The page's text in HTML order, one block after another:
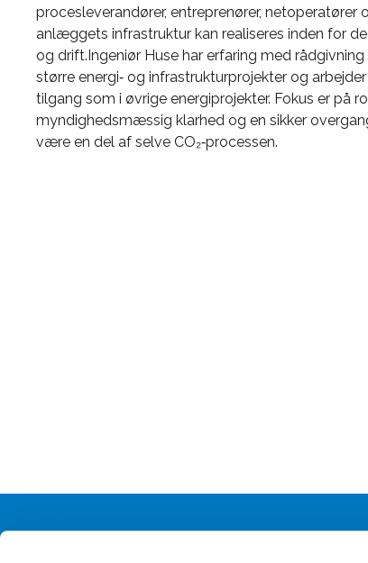
procesleverandører, entreprenører, netoperatører
anlæggets infrastruktur kan realiseres inden for
og drift.Ingeniør Huse har erfaring med
større energi‑ og infrastrukturprojekter og
tilgang som i øvrige energiprojekter. Fokus er på
myndighedsmæssig klarhed og en sikker
være en del af selve CO₂‑processen.